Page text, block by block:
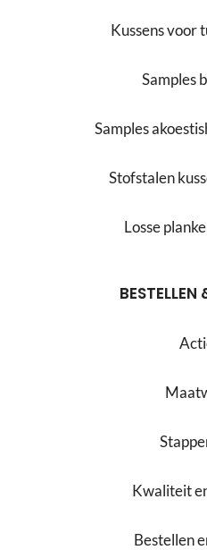
Kussens voor
Samples
Samples
Stofstalen
Losse
BESTELLEN
Kwaliteit
Bestellen